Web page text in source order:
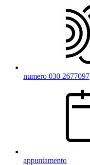
numero 030 2677097
appuntamento